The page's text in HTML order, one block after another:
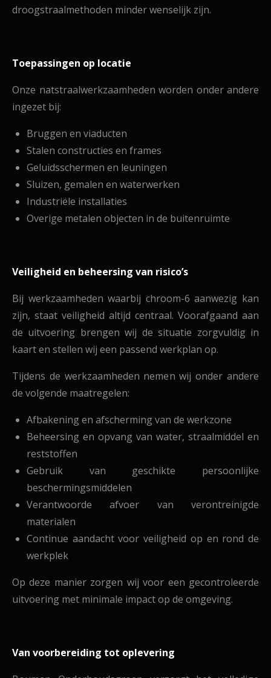
droogstraalmethoden minder wenselijk zijn.
Toepassingen op locatie
Onze natstraalwerkzaamheden worden onder andere
ingezet bij:
Bruggen en viaducten
Stalen constructies en frames
Geluidsschermen en leuningen
Sluizen, gemalen en waterwerken
Industriële installaties
Overige metalen objecten in de buitenruimte
Veiligheid en beheersing van risico’s
Bij werkzaamheden waarbij chroom-6 aanwezig kan
zijn, staat veiligheid altijd centraal. Voorafgaand aan
de uitvoering brengen wij de situatie zorgvuldig in
kaart en stellen wij een passend werkplan op.
Tijdens de werkzaamheden nemen wij onder andere
de volgende maatregelen:
Afbakening en afscherming van de werkzone
Beheersing en opvang van water, straalmiddel en
reststoffen
Gebruik van geschikte persoonlijke
beschermingsmiddelen
Verantwoorde afvoer van verontreinigde
materialen
Continue aandacht voor veiligheid op en rond de
werkplek
Op deze manier zorgen wij voor een gecontroleerde
uitvoering met minimale impact op de omgeving.
Van voorbereiding tot oplevering